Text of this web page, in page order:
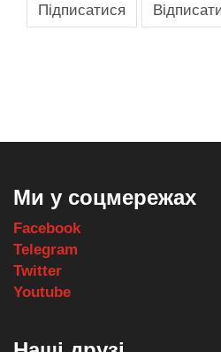
Ми у соцмережах
Facebook
Telegram
Twitter
Youtube